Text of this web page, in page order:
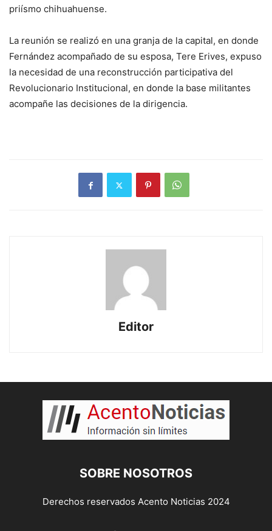
priísmo chihuahuense.
La reunión se realizó en una granja de la capital, en donde
Fernández acompañado de su esposa, Tere Erives, expuso
la necesidad de una reconstrucción participativa del
Revolucionario Institucional, en donde la base militantes
acompañe las decisiones de la dirigencia.
Editor
SOBRE NOSOTROS
Derechos reservados Acento Noticias 2024